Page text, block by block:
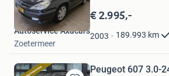
in
Mijn
Favorieten
€ 2.995,-
2003 189.993 km
Autoservice Axacars
Zoetermeer
Peugeot 607 3.0-